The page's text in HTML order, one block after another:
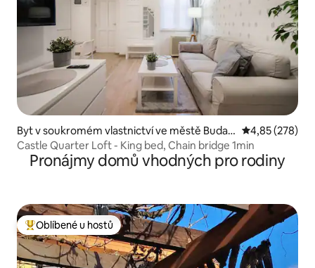
Byt v soukromém vlastnictví ve městě Budap
ešť
Průměrné
4,85 (278)
Castle Quarter Loft - King bed, Chain bridge 1min
Pronájmy domů vhodných pro rodiny
Nejlepší v kategorii Oblíbené u hostů
Oblíbené u hostů